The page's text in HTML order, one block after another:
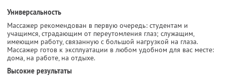
Универсальность
Массажер рекомендован в первую очередь: студентам и
учащимся, страдающим от переутомления глаз; служащим,
имеющим работу, связанную с большой нагрузкой на глаза.
Массажер готов к эксплуатации в любом удобном для вас месте:
дома, на работе, на отдыхе.
Высокие результаты